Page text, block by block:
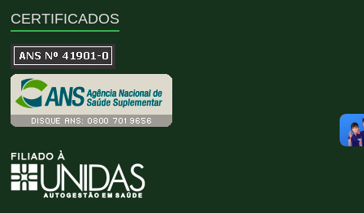
CERTIFICADOS